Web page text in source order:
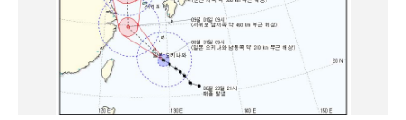
가 오겠으며, 시간당 50mm이상의 강한 비가 오는 곳도
있겠습니다. 특히, 태풍 우측으로 바람이 강하게 불고 다
량의 수증기가 유입되면서 지형적인 영향으로 서해안과
남해안 및 지리 산부근과 제주도를 중심으로 300mm 이
상의 국지성 호우가 예상되니, 산사태와 저지대 농작물 침
가 없도록 철저히 대비하시고, 앞으로 발표되는 기상정보
에 각별히 유의해야 한다. [8.31 17:30 현재 레이더 영
상 자료] ▲ 기상 현황과 전망 태풍 전면에 형성된 수렴대
에서 발생한 구름대가 낮에 일부 중부지방을 중심으로 영